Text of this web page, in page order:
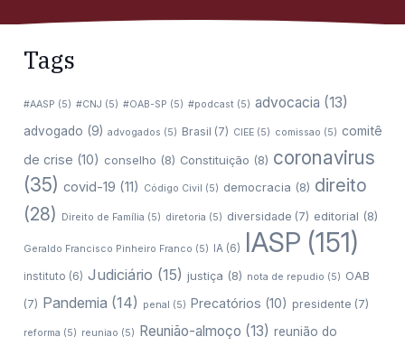
Tags
#AASP (5) #CNJ (5) #OAB-SP (5) #podcast(5) advocacia (13)
advogado (9) advogados (5) Brasil (7) CIEE(5) comissao (5) comitê
de crise (10) conselho (8) Constituição (8) coronavirus
(35) covid-19 (11) Código Civil (5) democracia (8) direito
(28)
Direito de Família (5) diretoria (5) diversidade (7) editorial (8)
Geraldo Francisco Pinheiro Franco (5) IA(6) IASP (151)
instituto (6) Judiciário (15) justiça (8) nota de repudio (5) OAB
(7) Pandemia (14) penal (5) Precatórios (10) presidente (7)
reforma (5) reuniao (5) Reunião-almoço (13) reunião do